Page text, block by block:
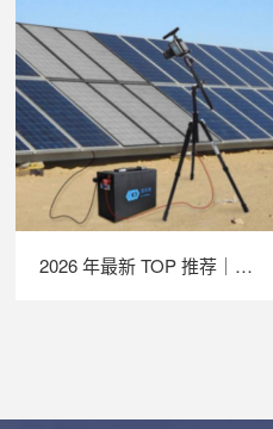
2026 年最新 TOP 推荐｜便携式 EL 检测仪实力排行，LAILX LXG50 深度测评